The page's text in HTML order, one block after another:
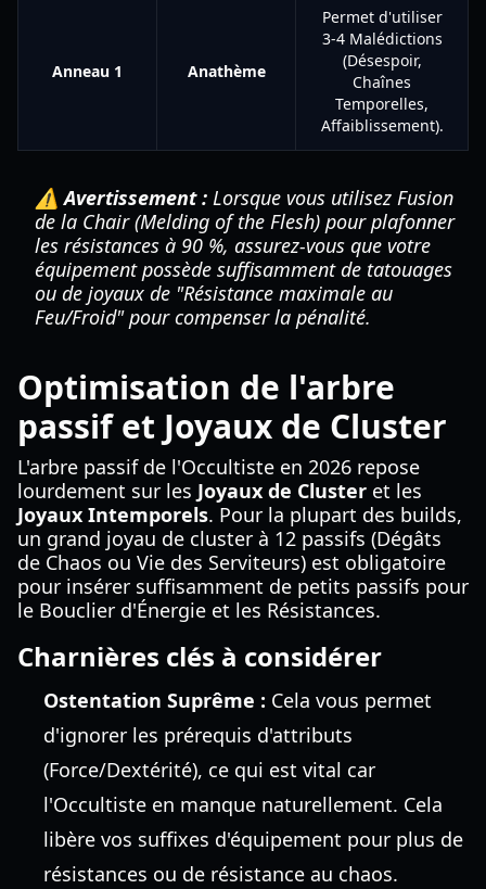
Anneau 1 Anathème
Permet d'utiliser
3-4 Malédictions
(Désespoir,
Chaînes
Temporelles,
Affaiblissement).
⚠️ Avertissement : Lorsque vous utilisez Fusion
de la Chair (Melding of the Flesh) pour plafonner
les résistances à 90 %, assurez-vous que votre
équipement possède suffisamment de tatouages
ou de joyaux de "Résistance maximale au
Feu/Froid" pour compenser la pénalité.
Optimisation de l'arbre
passif et Joyaux de Cluster
L'arbre passif de l'Occultiste en 2026 repose
lourdement sur les Joyaux de Cluster et les
Joyaux Intemporels. Pour la plupart des builds,
un grand joyau de cluster à 12 passifs (Dégâts
de Chaos ou Vie des Serviteurs) est obligatoire
pour insérer suffisamment de petits passifs pour
le Bouclier d'Énergie et les Résistances.
Charnières clés à considérer
Ostentation Suprême : Cela vous permet
d'ignorer les prérequis d'attributs
(Force/Dextérité), ce qui est vital car
l'Occultiste en manque naturellement. Cela
libère vos suffixes d'équipement pour plus de
résistances ou de résistance au chaos.